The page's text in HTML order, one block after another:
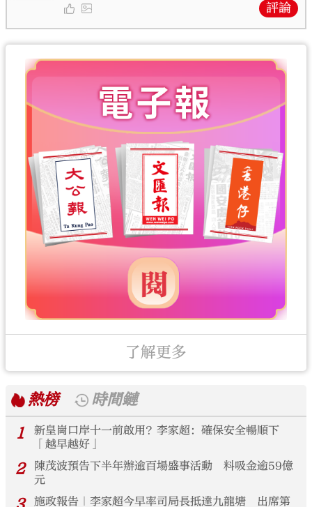
評論
了解更多
熱榜
時間鏈
1
新皇崗口岸十一前啟用？李家超：確保安全暢順下
「越早越好」
2
陳茂波預告下半年辦逾百場盛事活動 料吸金逾59億
元
施政報告｜李家超今早率司局長抵達九龍塘 出席第